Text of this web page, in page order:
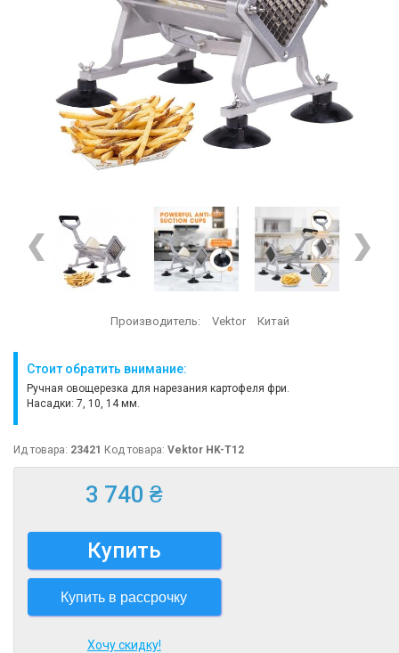
Производитель: Vektor Китай
Стоит обратить внимание:
Ручная овощерезка для нарезания картофеля фри.
Насадки: 7, 10, 14 мм.
Ид товара: 23421 Код товара: Vektor HK-T12
3 740 ₴
Купить
Купить в рассрочку
Хочу скидку!